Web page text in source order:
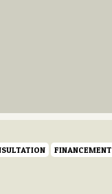
FINANCEMENT